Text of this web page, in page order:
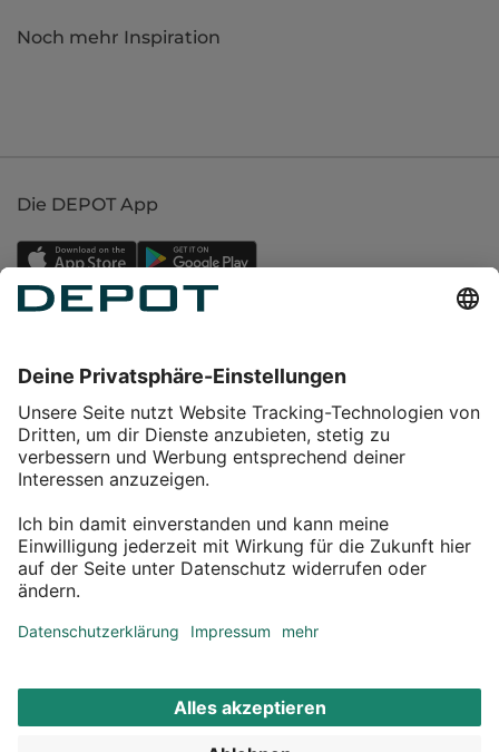
Noch mehr Inspiration
Die DEPOT App
Service
Über DEPOT
Kontakt
Aktionsbedingungen